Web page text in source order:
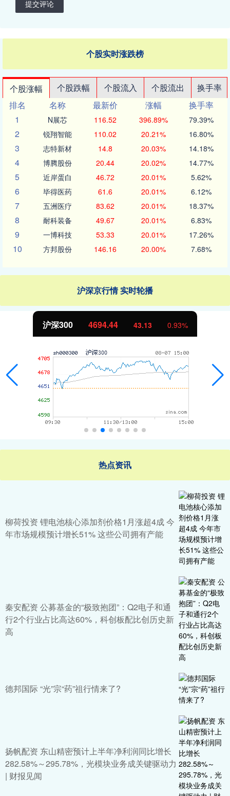
提交评论
个股实时涨跌榜
个股涨幅 个股跌幅 个股流入 个股流出
换手率
排名
名称 最新价 涨幅
换手率
1
N展芯 116.52 396.89% 79.39%
2 锐翔智能 110.02 20.21% 16.80%
3 志特新材 14.8 20.03% 14.18%
4 博腾股份 20.44 20.02% 14.77%
5 近岸蛋白 46.72 20.01% 5.62%
6 毕得医药 61.6 20.01% 6.12%
7 五洲医疗 83.62 20.01% 18.37%
8 耐科装备 49.67 20.01% 6.83%
9 一博科技 53.33 20.01% 17.26%
10 方邦股份 146.16 20.00% 7.68%
沪深京行情 实时轮播
沪深300 4694.44 43.13 0.93%
热点资讯
柳荷投资 锂电池核心添加剂价格1月涨超4成 今
年市场规模预计增长51% 这些公司拥有产能
秦安配资 公募基金的“极致抱团”：Q2电子和通
行2个行业占比高达60%，科创板配比创历史新
高
德邦国际 “光”宗“药”祖行情来了?
扬帆配资 东山精密预计上半年净利润同比增长
282.58%～295.78%，光模块业务成关键驱动力
| 财报见闻